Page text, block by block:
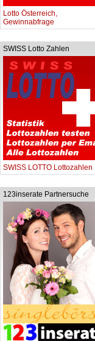
Lotto Österreich,
Gewinnabfrage
SWISS Lotto Zahlen
SWISS LOTTO Lottozahlen
123inserate Partnersuche